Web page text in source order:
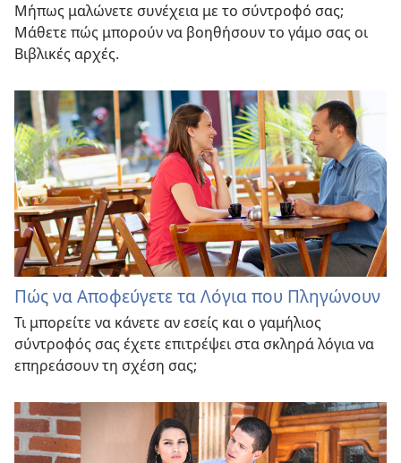
Μήπως μαλώνετε συνέχεια με το σύντροφό σας;
Μάθετε πώς μπορούν να βοηθήσουν το γάμο σας οι
Βιβλικές αρχές.
Πώς να Αποφεύγετε τα Λόγια που Πληγώνουν
Τι μπορείτε να κάνετε αν εσείς και ο γαμήλιος
σύντροφός σας έχετε επιτρέψει στα σκληρά λόγια να
επηρεάσουν τη σχέση σας;